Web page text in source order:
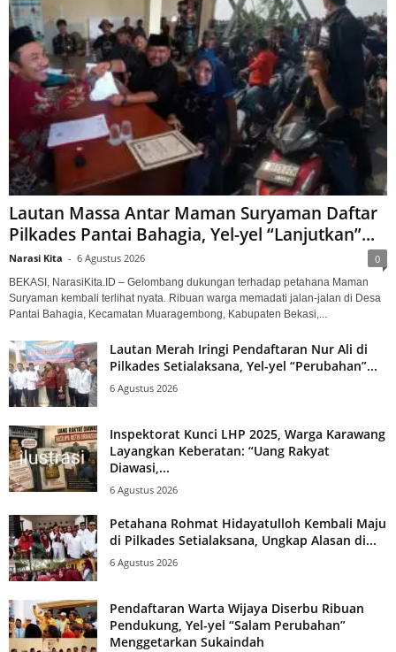
Lautan Massa Antar Maman Suryaman Daftar
Pilkades Pantai Bahagia, Yel-yel “Lanjutkan”...
Narasi Kita - 6 Agustus 2026 0
BEKASI, NarasiKita.ID – Gelombang dukungan terhadap petahana Maman
Suryaman kembali terlihat nyata. Ribuan warga memadati jalan-jalan di Desa
Pantai Bahagia, Kecamatan Muaragembong, Kabupaten Bekasi,...
Lautan Merah Iringi Pendaftaran Nur Ali di
Pilkades Setialaksana, Yel-yel “Perubahan”...
6 Agustus 2026
Inspektorat Kunci LHP 2025, Warga Karawang
Layangkan Keberatan: “Uang Rakyat
Diawasi,...
6 Agustus 2026
Petahana Rohmat Hidayatulloh Kembali Maju
di Pilkades Setialaksana, Ungkap Alasan di...
6 Agustus 2026
Pendaftaran Warta Wijaya Diserbu Ribuan
Pendukung, Yel-yel “Salam Perubahan”
Menggetarkan Sukaindah